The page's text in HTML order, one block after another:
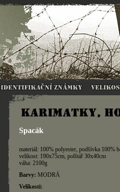
Spacák
materiál: 100% polyester, podšívka 100%
velikost: 190x75cm, polštář 30x40cm
váha: 2100g
Barvy: MODRÁ
Velikosti: